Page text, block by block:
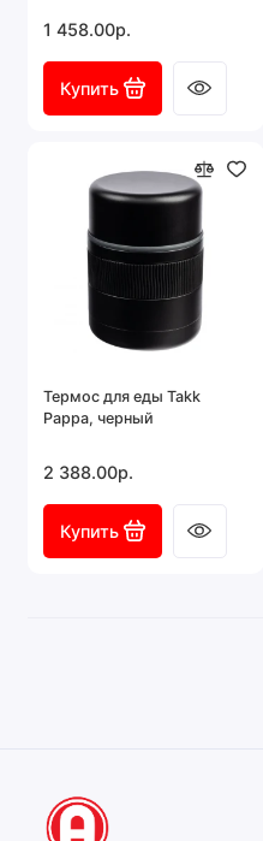
1 458.00р.
Купить
Термос для еды Takk
Pappa, черный
2 388.00р.
Купить